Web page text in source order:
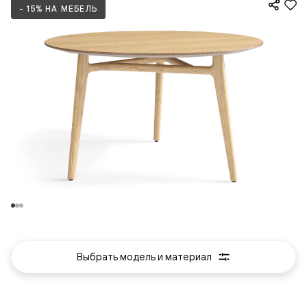
- 15% НА МЕБЕЛЬ
Выбрать модель и материал